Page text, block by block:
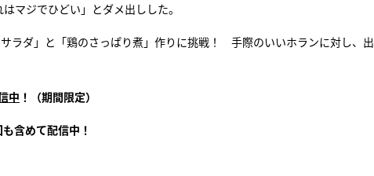
マジでひどい」とダメ出しした。
ラダ」と「鶏のさっぱり煮」作りに挑戦！ 手際のいいホランに対し、出
中 ！（期間限定）
含めて配信中！